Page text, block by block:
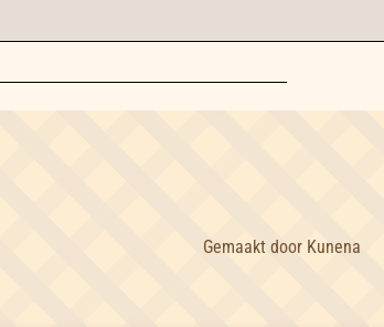
Gemaakt door Kunena